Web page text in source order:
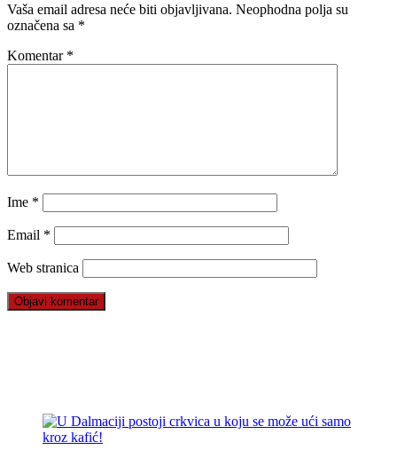
Vaša email adresa neće biti objavljivana. Neophodna polja su
označena sa *
Komentar *
Ime *
Email *
Web stranica